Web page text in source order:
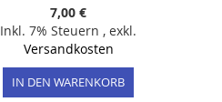
7,00 €
Inkl. 7% Steuern , exkl.
Versandkosten
IN DEN WARENKORB